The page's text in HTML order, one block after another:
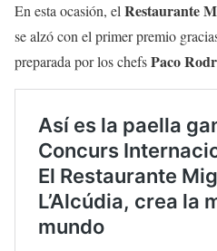
En esta ocasión, el Restaurante
se alzó con el primer premio
preparada por los chefsPaco